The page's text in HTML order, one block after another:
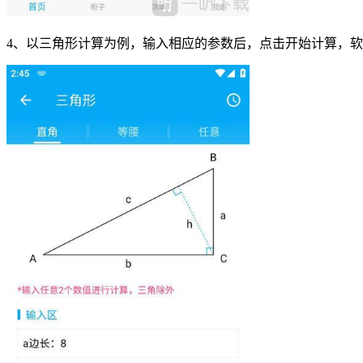
4、以三角形计算为例，输入相应的参数后，点击开始计算，